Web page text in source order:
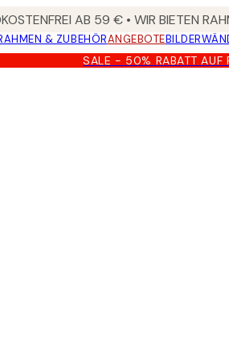
AB 59 € • WIR BIETEN
& ZUBEHÖRANGEBOTE
SALE - 50% RABATT AUF